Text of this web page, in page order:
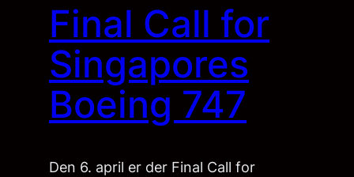
Final Call for
Singapores
Boeing 747
Den 6. april er der Final Call for